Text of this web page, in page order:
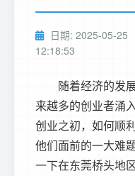
日期: 2025-05-25
12:18:53
随着经济的发
来越多的创业者涌
创业之初，如何顺
他们面前的一大难
一下在东莞桥头地